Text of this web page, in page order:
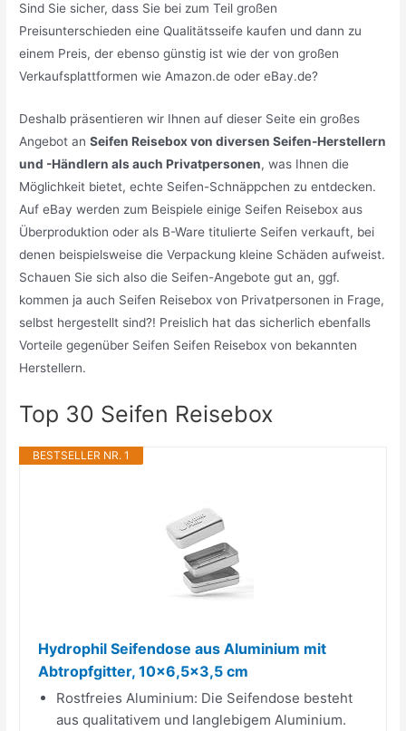
Sind Sie sicher, dass Sie bei zum Teil großen
Preisunterschieden eine Qualitätsseife kaufen und dann zu
einem Preis, der ebenso günstig ist wie der von großen
Verkaufsplattformen wie Amazon.de oder eBay.de?
Deshalb präsentieren wir Ihnen auf dieser Seite ein großes
Angebot anSeifen Reisebox von diversen Seifen-Herstellern
und -Händlern als auch Privatpersonen, was Ihnen die
Möglichkeit bietet, echte Seifen-Schnäppchen zu entdecken.
Auf eBay werden zum Beispiele einige Seifen Reisebox aus
Überproduktion oder als B-Ware titulierte Seifen verkauft, bei
denen beispielsweise die Verpackung kleine Schäden aufweist.
Schauen Sie sich also die Seifen-Angebote gut an, ggf.
kommen ja auch Seifen Reisebox von Privatpersonen in Frage,
selbst hergestellt sind?! Preislich hat das sicherlich ebenfalls
Vorteile gegenüber Seifen Seifen Reisebox von bekannten
Herstellern.
Top 30 Seifen Reisebox
BESTSELLER NR. 1
Hydrophil Seifendose aus Aluminium mit
Abtropfgitter, 10x6,5x3,5 cm
Rostfreies Aluminium: Die Seifendose besteht
aus qualitativem und langlebigem Aluminium.